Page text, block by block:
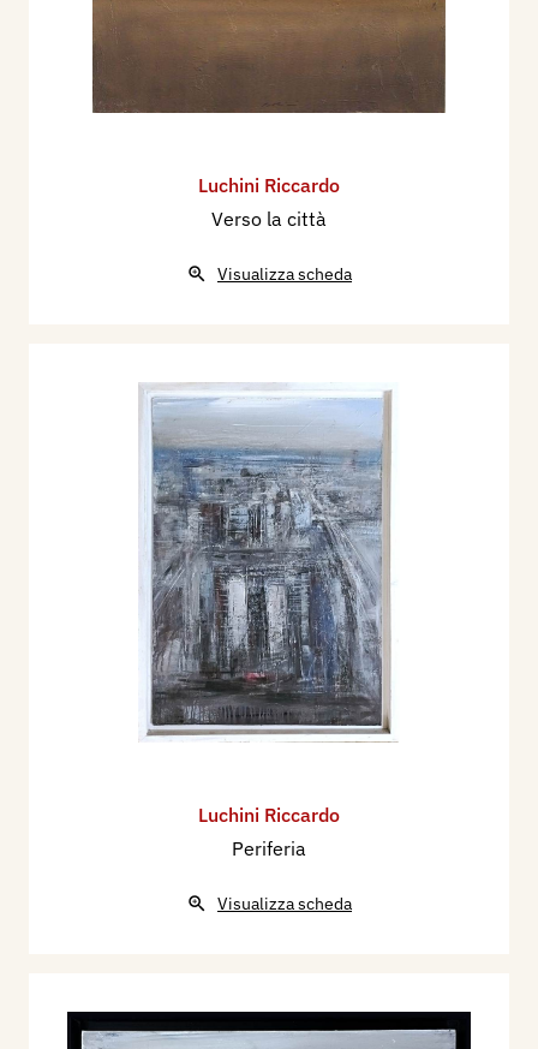
Luchini Riccardo
Verso la città
Visualizza scheda
Luchini Riccardo
Periferia
Visualizza scheda